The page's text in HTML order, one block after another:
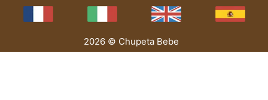
2026 © Chupeta Bebe